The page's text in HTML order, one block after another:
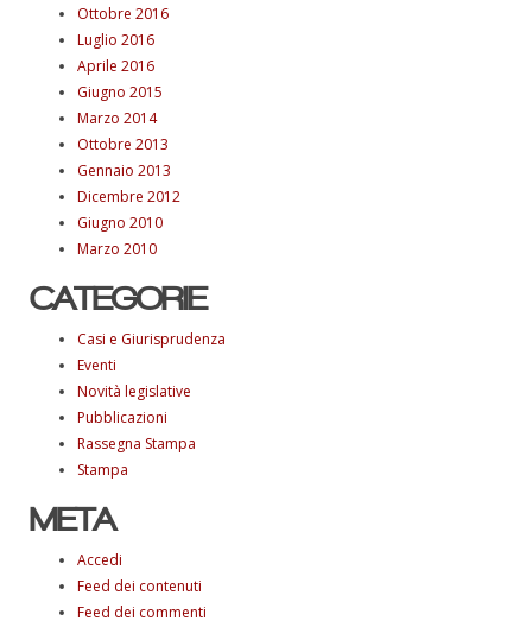
Ottobre 2016
Luglio 2016
Aprile 2016
Giugno 2015
Marzo 2014
Ottobre 2013
Gennaio 2013
Dicembre 2012
Giugno 2010
Marzo 2010
CATEGORIE
Casi e Giurisprudenza
Eventi
Novità legislative
Pubblicazioni
Rassegna Stampa
Stampa
META
Accedi
Feed dei contenuti
Feed dei commenti